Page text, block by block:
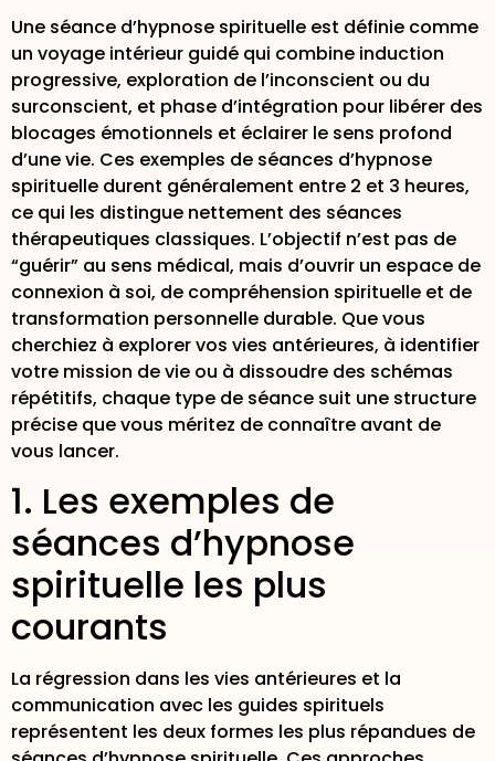
Une séance d’hypnose spirituelle est définie comme
un voyage intérieur guidé qui combine induction
progressive, exploration de l’inconscient ou du
surconscient, et phase d’intégration pour libérer des
blocages émotionnels et éclairer le sens profond
d’une vie. Ces exemples de séances d’hypnose
spirituelle durent généralement entre 2 et 3 heures,
ce qui les distingue nettement des séances
thérapeutiques classiques. L’objectif n’est pas de
“guérir” au sens médical, mais d’ouvrir un espace de
connexion à soi, de compréhension spirituelle et de
transformation personnelle durable. Que vous
cherchiez à explorer vos vies antérieures, à identifier
votre mission de vie ou à dissoudre des schémas
répétitifs, chaque type de séance suit une structure
précise que vous méritez de connaître avant de
vous lancer.
1. Les exemples de
séances d’hypnose
spirituelle les plus
courants
La régression dans les vies antérieures et la
communication avec les guides spirituels
représentent les deux formes les plus répandues de